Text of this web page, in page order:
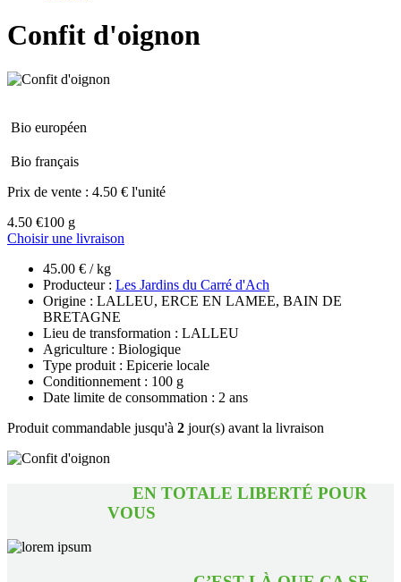
Confit d'oignon
Bio européen
Bio français
Prix de vente : 4.50 € l'unité
4.50 €100 g
Choisir une livraison
45.00 € / kg
Producteur : Les Jardins du Carré d'Ach
Origine : LALLEU, ERCE EN LAMEE, BAIN DE
BRETAGNE
Lieu de transformation : LALLEU
Agriculture : Biologique
Type produit : Epicerie locale
Conditionnement : 100 g
Date limite de consommation : 2 ans
Produit commandable jusqu'à 2 jour(s) avant la livraison
EN TOTALE LIBERTÉ POUR
VOUS